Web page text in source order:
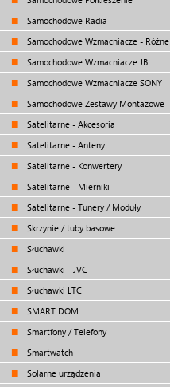
Samochodowe Radia
Samochodowe Wzmacniacze - Różne
Samochodowe Wzmacniacze JBL
Samochodowe Wzmacniacze SONY
Samochodowe Zestawy Montażowe
Satelitarne - Akcesoria
Satelitarne - Anteny
Satelitarne - Konwertery
Satelitarne - Mierniki
Satelitarne - Tunery / Moduły
Skrzynie / tuby basowe
Słuchawki
Słuchawki - JVC
Słuchawki LTC
SMART DOM
Smartfony / Telefony
Smartwatch
Solarne urządzenia